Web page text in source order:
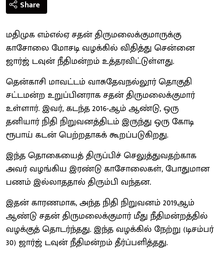
Share
மதிமுக எம்எல்ஏ சதன் திருமலைக்குமாருக்கு
காசோலை மோசடி வழக்கில் விதித்து சென்னை
ஜார்ஜ் டவுன் நீதிமன்றம் உத்தரவிட்டுள்ளது.
தென்காசி மாவட்டம் வாசுதேவநல்லூர் தொகுதி
சட்டமன்ற உறுப்பினராக சதன் திருமலைக்குமார்
உள்ளார். இவர், கடந்த 2016-ஆம் ஆண்டு, ஒரு
தனியார் நிதி நிறுவனத்திடம் இருந்து ஒரு கோடி
ரூபாய் கடன் பெற்றதாகக் கூறப்படுகிறது.
இந்த தொகையைத் திருப்பிச் செலுத்துவதற்காக
அவர் வழங்கிய இரண்டு காசோலைகள், போதுமான
பணம் இல்லாததால் திரும்பி வந்தன.
இதன் காரணமாக, அந்த நிதி நிறுவனம் 2019ஆம்
ஆண்டு சதன் திருமலைக்குமார் மீது நீதிமன்றத்தில்
வழக்குத் தொடர்ந்தது. இந்த வழக்கில் நேற்று (டிசம்பர்
30) ஜார்ஜ் டவுன் நீதிமன்றம் தீர்ப்பளித்தது.